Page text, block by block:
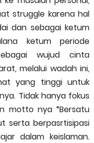
struggle karena hal
dan sebagai ketum
ketum periode
wujud cinta
melalui wadah ini,
yang tinggi untuk
Tidak hanya fokus
motto nya “Bersatu
serta berpasrtisipasi
dalam keislaman.